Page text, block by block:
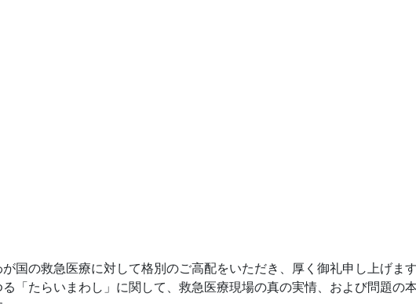
国の救急医療に対して格別のご高配をいただき、厚く御礼申し上げます
「たらいまわし」に関して、救急医療現場の真の実情、および問題の